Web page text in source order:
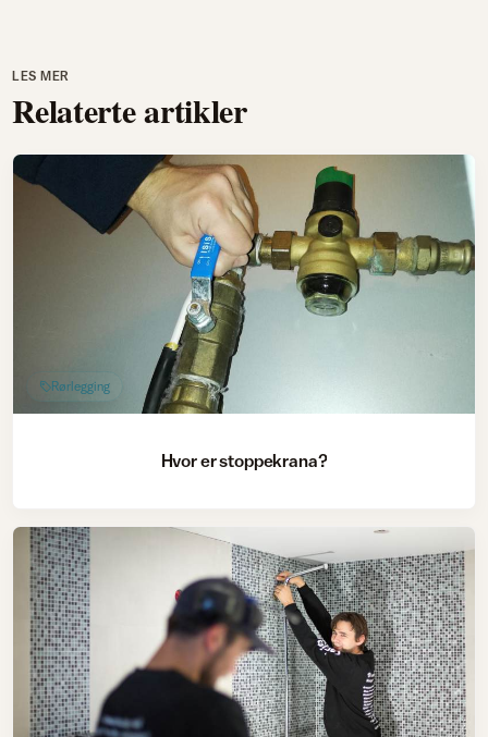
LES MER
Relaterte artikler
Rørlegging
Hvor er stoppekrana?